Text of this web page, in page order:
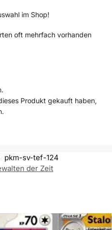
im Shop!
oft mehrfach vorhanden
Produkt gekauft haben,
pkm-sv-tef-124
der Zeit